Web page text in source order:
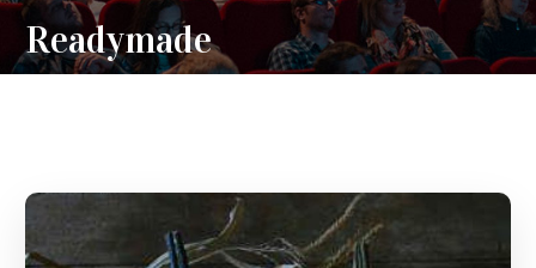
Readymade